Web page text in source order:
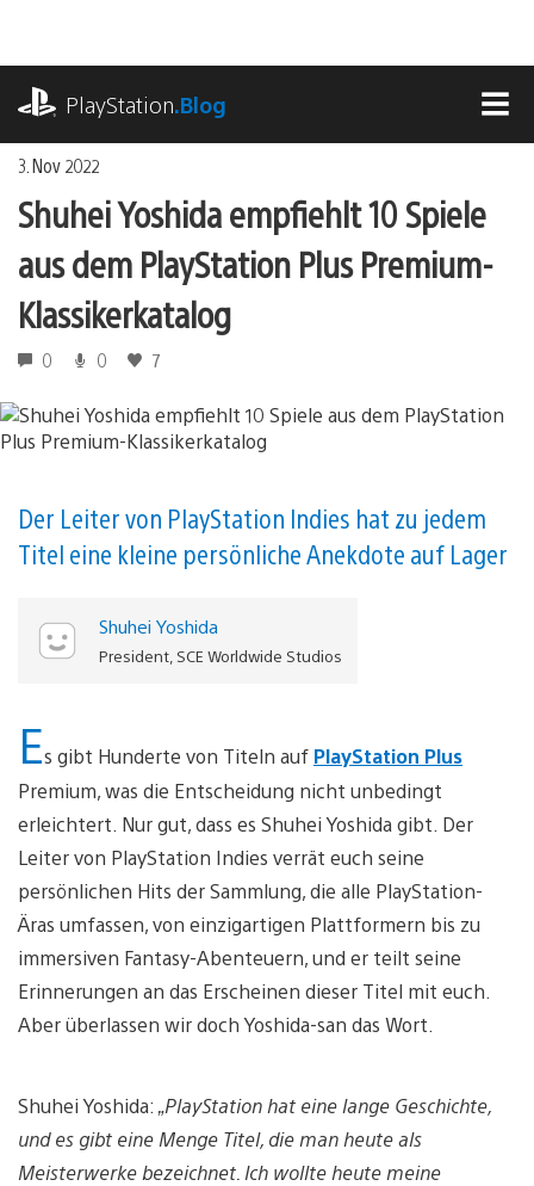
springen
PlayStation.Blog
3. Nov 2022
Shuhei Yoshida empfiehlt 10 Spiele
aus dem PlayStation Plus Premium-
Klassikerkatalog
0 0 7
Der Leiter von PlayStation Indies hat zu jedem
Titel eine kleine persönliche Anekdote auf Lager
Shuhei Yoshida
President, SCE Worldwide Studios
Es gibt Hunderte von Titeln auf PlayStation Plus
Premium, was die Entscheidung nicht unbedingt
erleichtert. Nur gut, dass es Shuhei Yoshida gibt. Der
Leiter von PlayStation Indies verrät euch seine
persönlichen Hits der Sammlung, die alle PlayStation-
Äras umfassen, von einzigartigen Plattformern bis zu
immersiven Fantasy-Abenteuern, und er teilt seine
Erinnerungen an das Erscheinen dieser Titel mit euch.
Aber überlassen wir doch Yoshida-san das Wort.
Shuhei Yoshida: „PlayStation hat eine lange Geschichte,
und es gibt eine Menge Titel, die man heute als
Meisterwerke bezeichnet. Ich wollte heute meine